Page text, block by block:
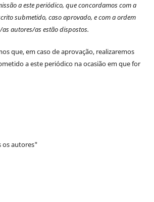
a este periódico, que concordamos com a
submetido, caso aprovado, e com a ordem
autores/as estão dispostos.
em caso de aprovação, realizaremos
a este periódico na ocasião em que for
os autores"